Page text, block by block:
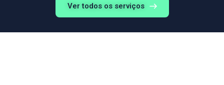
Ver todos os serviços